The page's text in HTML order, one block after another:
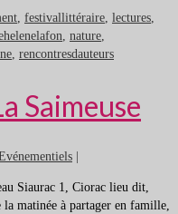
, festivallittéraire, lectures,
, nature,
, rencontresdauteurs
Saimeuse
Siaurac 1, Ciorac lieu dit,
la matinée à partager en famille,